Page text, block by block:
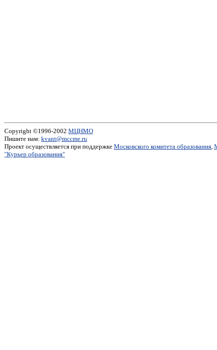
Copyright ©1996-2002 МЦНМО
Пишите нам: kvant@mccme.ru
Проект осуществляется при поддержке Московского комитета образования,
"Курьер образования"